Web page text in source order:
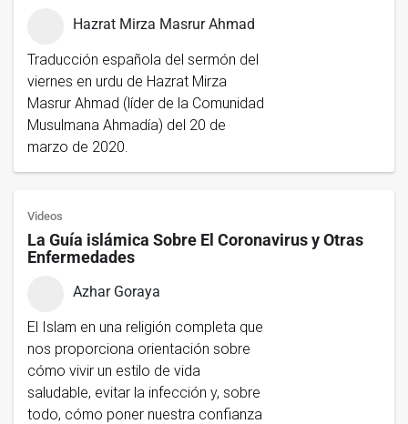
Hazrat Mirza Masrur Ahmad
Traducción española del sermón del
viernes en urdu de Hazrat Mirza
Masrur Ahmad (líder de la Comunidad
Musulmana Ahmadía) del 20 de
marzo de 2020.
Videos
La Guía islámica Sobre El Coronavirus y Otras
Enfermedades
Azhar Goraya
El Islam en una religión completa que
nos proporciona orientación sobre
cómo vivir un estilo de vida
saludable, evitar la infección y, sobre
todo, cómo poner nuestra confianza